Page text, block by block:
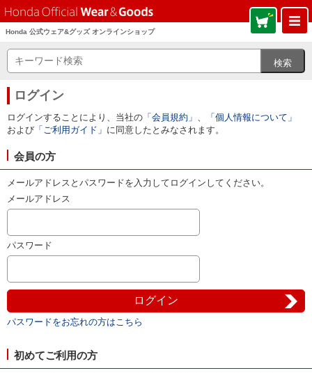
Honda 公式ウェア&グッズ オンラインショップ
ログイン
ログインすることにより、当社の 「会員規約」 、
「個人情報について」
および 「ご利用ガイド」 に同意したとみなされます。
会員の方
メールアドレスとパスワードを入力してログインしてください。
メールアドレス
パスワード
パスワードをお忘れの方はこちら
初めてご利用の方